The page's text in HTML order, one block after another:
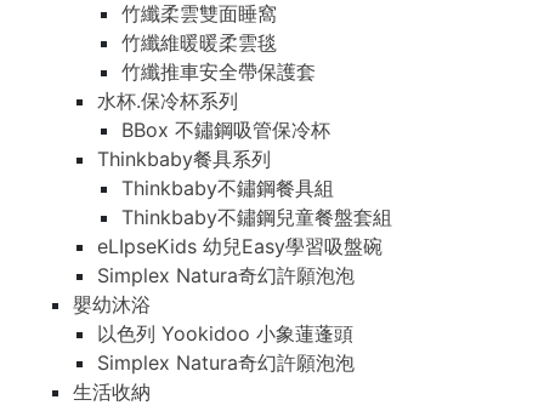
竹纖柔雲雙面睡窩
竹纖維暖暖柔雲毯
竹纖推車安全帶保護套
水杯.保冷杯系列
BBox 不鏽鋼吸管保冷杯
Thinkbaby餐具系列
Thinkbaby不鏽鋼餐具組
Thinkbaby不鏽鋼兒童餐盤套組
eLIpseKids 幼兒Easy學習吸盤碗
Simplex Natura奇幻許願泡泡
嬰幼沐浴
以色列 Yookidoo 小象蓮蓬頭
Simplex Natura奇幻許願泡泡
生活收納